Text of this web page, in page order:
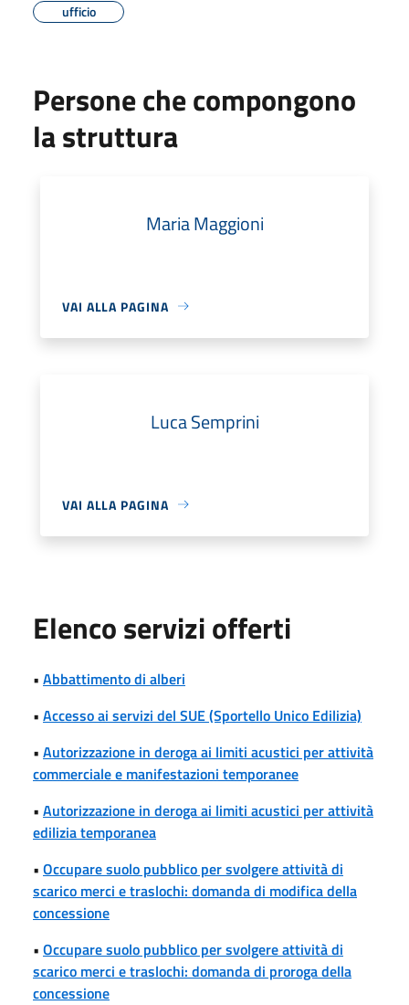
ufficio
Persone che compongono
la struttura
Maria Maggioni
VAI ALLA PAGINA
Luca Semprini
VAI ALLA PAGINA
Elenco servizi offerti
• Abbattimento di alberi
• Accesso ai servizi del SUE (Sportello Unico Edilizia)
• Autorizzazione in deroga ai limiti acustici per attività
commerciale e manifestazioni temporanee
• Autorizzazione in deroga ai limiti acustici per attività
edilizia temporanea
• Occupare suolo pubblico per svolgere attività di
scarico merci e traslochi: domanda di modifica della
concessione
• Occupare suolo pubblico per svolgere attività di
scarico merci e traslochi: domanda di proroga della
concessione